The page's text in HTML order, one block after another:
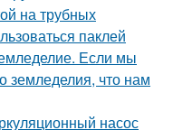
на трубных
паклей
Если мы
земледелия, что нам
насос